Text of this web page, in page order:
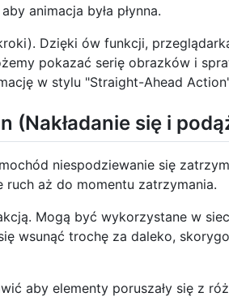
animacja była płynna.
Dzięki ów funkcji,
pokazać serię obrazków i
w stylu "Straight-Ahead
się i
niespodziewanie się
aż do momentu zatrzymania.
Mogą być wykorzystane w
wsunąć trochę za daleko,
aby elementy poruszały się z